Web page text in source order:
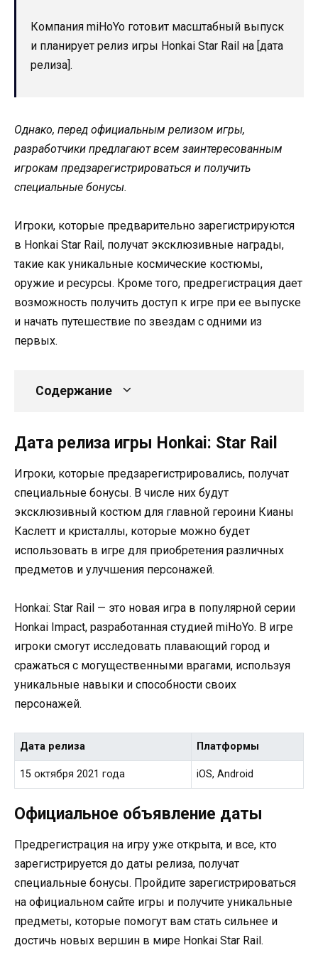
Компания miHoYo готовит масштабный выпуск
и планирует релиз игры Honkai Star Rail на [дата
релиза].
Однако, перед официальным релизом игры,
разработчики предлагают всем заинтересованным
игрокам предзарегистрироваться и получить
специальные бонусы.
Игроки, которые предварительно зарегистрируются
в Honkai Star Rail, получат эксклюзивные награды,
такие как уникальные космические костюмы,
оружие и ресурсы. Кроме того, предрегистрация дает
возможность получить доступ к игре при ее выпуске
и начать путешествие по звездам с одними из
первых.
Содержание
Дата релиза игры Honkai: Star Rail
Игроки, которые предзарегистрировались, получат
специальные бонусы. В числе них будут
эксклюзивный костюм для главной героини Кианы
Каслетт и кристаллы, которые можно будет
использовать в игре для приобретения различных
предметов и улучшения персонажей.
Honkai: Star Rail — это новая игра в популярной серии
Honkai Impact, разработанная студией miHoYo. В игре
игроки смогут исследовать плавающий город и
сражаться с могущественными врагами, используя
уникальные навыки и способности своих
персонажей.
Дата релиза Платформы
15 октября 2021 года iOS, Android
Официальное объявление даты
Предрегистрация на игру уже открыта, и все, кто
зарегистрируется до даты релиза, получат
специальные бонусы. Пройдите зарегистрироваться
на официальном сайте игры и получите уникальные
предметы, которые помогут вам стать сильнее и
достичь новых вершин в мире Honkai Star Rail.